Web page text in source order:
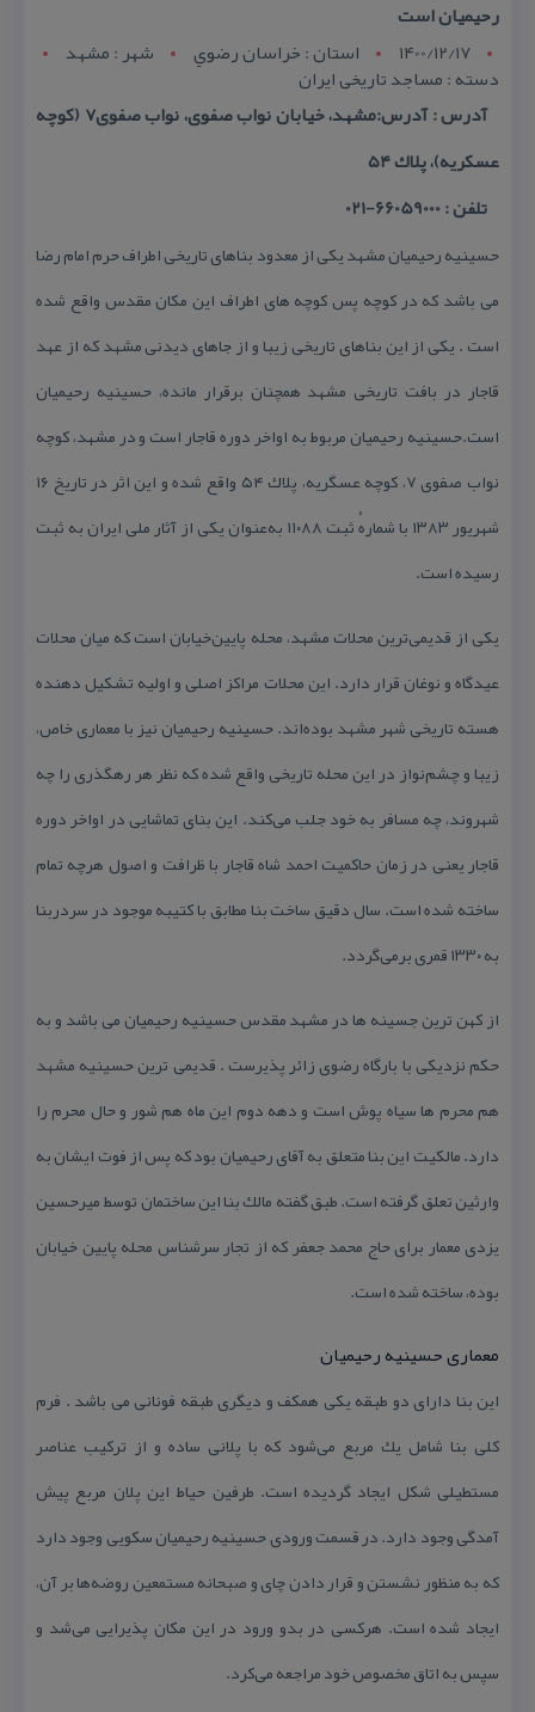
رحیمیان است
1400/12/17
استان : خراسان رضوي شهر : مشهد
دسته : مساجد تاریخی ایران
آدرس : آدرس:مشهد، خیابان نواب صفوی، نواب صفوی۷ (كوچه
عسكریه)، پلاك ۵۴
تلفن : 66059000-021
حسینیه رحیمیان مشهد یكی از معدود بناهای تاریخی اطراف حرم امام رضا
می باشد كه در كوچه پس كوچه های اطراف این مكان مقدس واقع شده
است . یكی از این بناهای تاریخی زیبا و از جاهای دیدنی مشهد كه از عهد
قاجار در بافت تاریخی مشهد همچنان برقرار مانده، حسینیه رحیمیان
است.حسینیه رحیمیان مربوط به اواخر دوره قاجار است و در مشهد، كوچه
نواب صفوی ۷، كوچه عسگریه، پلاك ۵۴ واقع شده و این اثر در تاریخ ۱۶
شهریور ۱۳۸۳ با شمارهٔ ثبت ۱۱۰۸۸ به‌عنوان یكی از آثار ملی ایران به ثبت
رسیده است.
یكی از قدیمی‌ترین محلات مشهد، محله‌ پایین‌خیابان است كه میان محلات
عیدگاه و نوغان قرار دارد. این محلات مراكز اصلی و اولیه‌ تشكیل دهنده
هسته تاریخی شهر مشهد بوده‌اند. حسینیه رحیمیان نیز با معماری خاص،
زیبا و چشم‌نواز در این محله تاریخی واقع شده كه نظر هر رهگذری را چه
شهروند، چه مسافر به خود جلب می‌كند. این بنای تماشایی در اواخر دوره
قاجار یعنی در زمان حاكمیت احمد شاه قاجار با ظرافت و اصول هرچه تمام
ساخته شده است. سال دقیق ساخت بنا مطابق با كتیبه موجود در سردربنا
به ۱۳۳۰ قمری برمی‌گردد.
از كهن ترین جسینه ها در مشهد مقدس حسینیه رحیمیان می باشد و به
حكم نزدیكی با بارگاه رضوی زائر پذیرست . قدیمی ترین حسینیه مشهد
هم محرم ها سیاه پوش است و دهه دوم این ماه هم شور و حال محرم را
دارد. مالكیت این بنا متعلق به آقای رحیمیان بود كه پس از فوت ایشان به
وارثین تعلق گرفته است. طبق گفته مالك بنا این ساختمان توسط میرحسین
یزدی معمار برای حاج محمد جعفر كه از تجار سرشناس محله پایین خیابان
بوده، ساخته شده است.
معماری حسینیه رحیمیان
این بنا دارای دو طبقه یكی همكف و دیگری طبقه فونانی می باشد . فرم
كلی بنا شامل یك مربع می‌شود كه با پلانی ساده و از تركیب عناصر
مستطیلی شكل ایجاد گردیده است. طرفین حیاط این پلان مربع پیش
آمدگی وجود دارد. در قسمت ورودی حسینیه رحیمیان سكویی وجود دارد
كه به منظور نشستن و قرار دادن چای و صبحانه مستمعین روضه‌ها بر آن،
ایجاد شده است. هر‌كسی در بدو ورود در این مكان پذیرایی می‌شد و
سپس به اتاق مخصوص خود مراجعه می‌كرد.